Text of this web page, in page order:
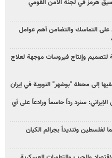
هرمز في لجنة الأمن القومي
على التماسك والتضامن أهم عوامل
وإنتاج فيروسات موجهة لعلاج
إلى محطة "بوشهر" النووية في إيران
سنرد رداً حاسماً ورادعاً على أي
لفلسطين وتنديداً بجرائم الكيان